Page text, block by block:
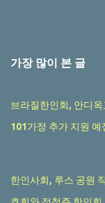
가장 많이 본 글
브라질한인회, 안디옥
101가정 추가 지원 예
한인사회, 루스 공원